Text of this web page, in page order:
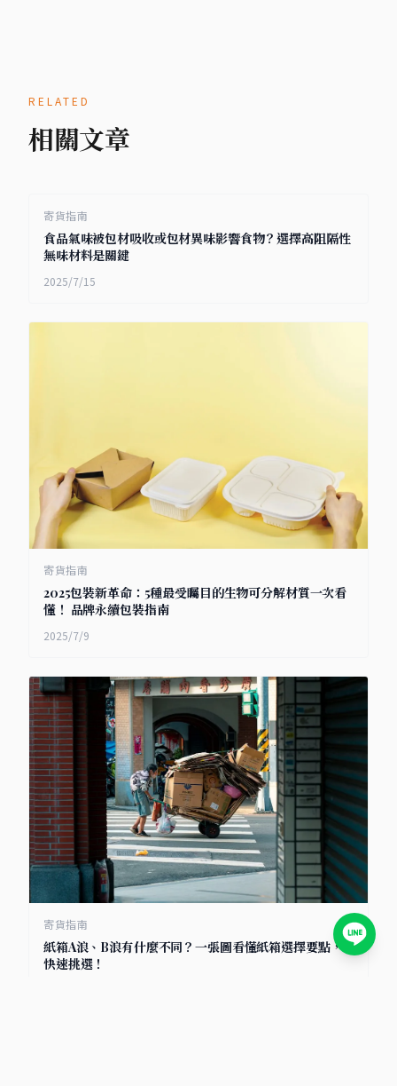
RELATED
相關文章
寄貨指南
食品氣味被包材吸收或包材異味影響食物？選擇高阻隔性
無味材料是關鍵
2025/7/15
寄貨指南
2025包裝新革命：5種最受矚目的生物可分解材質一次看
懂！ 品牌永續包裝指南
2025/7/9
寄貨指南
紙箱A浪、B浪有什麼不同？一張圖看懂紙箱選擇要點，
快速挑選！